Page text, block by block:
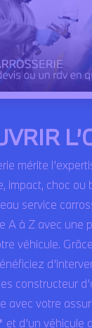
mérite
impact, choc ou
service
A à Z avec une
véhicule.
constructeur
avec votre
et d’un véhicule